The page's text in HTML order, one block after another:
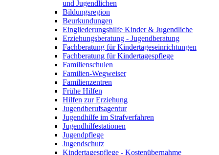
und Jugendlichen
Bildungsregion
Beurkundungen
Eingliederungshilfe Kinder & Jugendliche
Erziehungsberatung - Jugendberatung
Fachberatung für Kindertageseinrichtungen
Fachberatung für Kindertagespflege
Familienschulen
Familien-Wegweiser
Familienzentren
Frühe Hilfen
Hilfen zur Erziehung
Jugendberufsagentur
Jugendhilfe im Strafverfahren
Jugendhilfestationen
Jugendpflege
Jugendschutz
Kindertagespflege - Kostenübernahme